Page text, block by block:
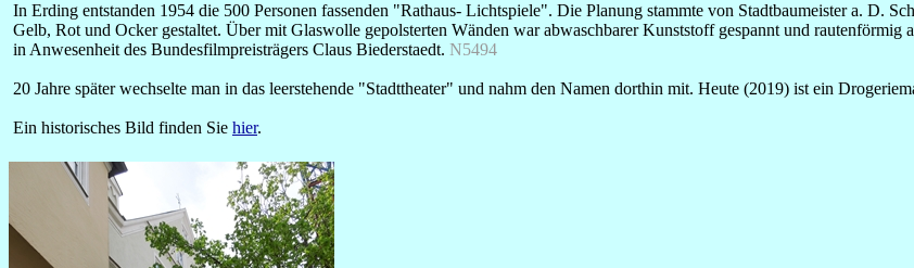
In Erding entstanden 1954 die 500 Personen fassenden "Rathaus- Lichtspiele". Die Planung stammte von Stadtbaumeister a.
Gelb, Rot und Ocker gestaltet. Über mit Glaswolle gepolsterten Wänden war abwaschbarer Kunststoff gespannt und
in Anwesenheit des Bundesfilmpreisträgers Claus Biederstaedt. N5494
20 Jahre später wechselte man in das leerstehende "Stadttheater" und nahm den Namen dorthin mit. Heute (2019) ist ein
Ein historisches Bild finden Sie hier.